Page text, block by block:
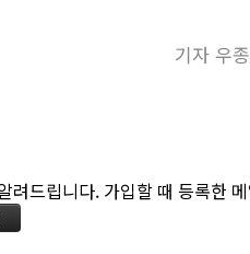
기자 우
려드립니다. 가입할 때 등록한